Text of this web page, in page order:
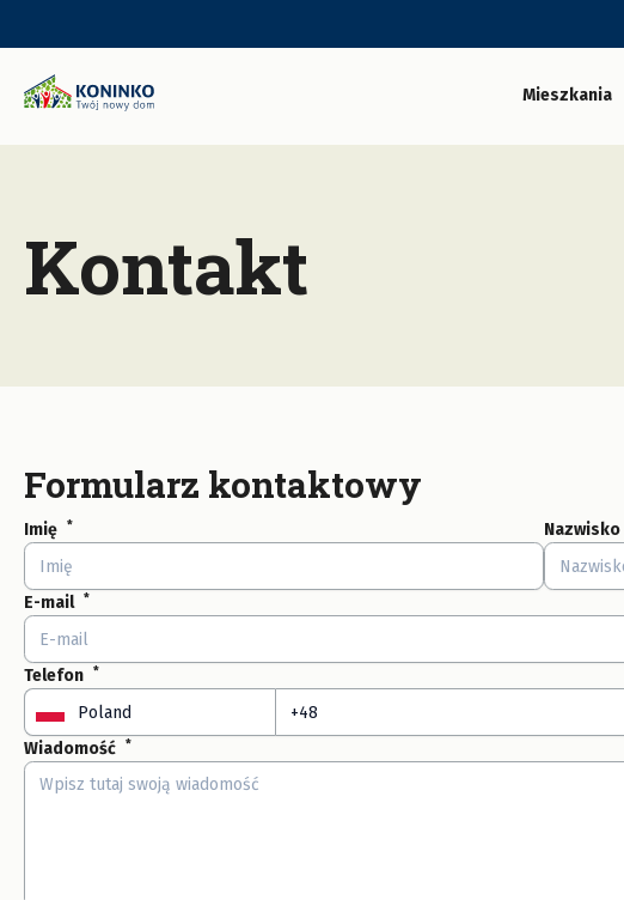
Mieszkania
Kontakt
Formularz kontaktowy
Imię * Nazwisko
E-mail *
Telefon *
Wiadomość *